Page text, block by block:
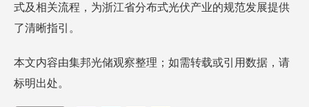
式及相关流程，为浙江省分布式光伏产业的规范发展提供
了清晰指引。
本文内容由集邦光储观察整理；如需转载或引用数据，请
标明出处。